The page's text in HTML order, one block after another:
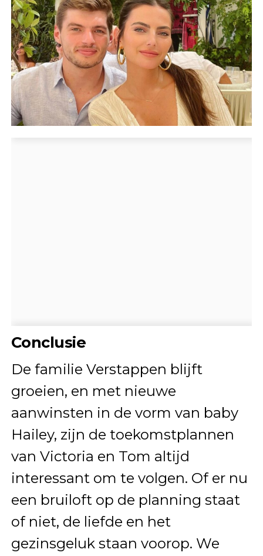
Conclusie
De familie Verstappen blijft
groeien, en met nieuwe
aanwinsten in de vorm van baby
Hailey, zijn de toekomstplannen
van Victoria en Tom altijd
interessant om te volgen. Of er nu
een bruiloft op de planning staat
of niet, de liefde en het
gezinsgeluk staan voorop. We